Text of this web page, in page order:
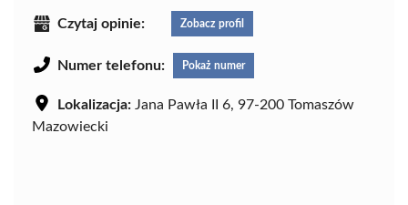
Czytaj opinie: Zobacz profil
Numer telefonu: Pokaż numer
Lokalizacja: Jana Pawła II 6, 97-200 Tomaszów
Mazowiecki